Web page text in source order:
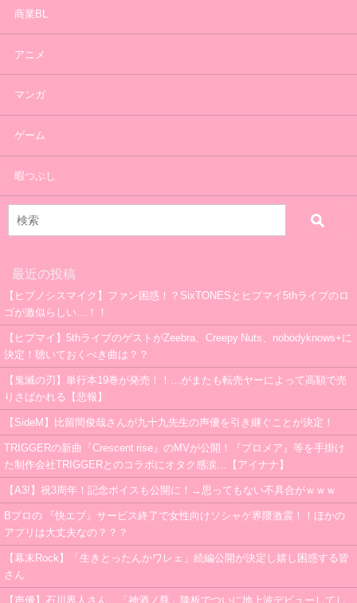
商業BL
アニメ
マンガ
ゲーム
暇つぶし
最近の投稿
【ヒプノシスマイク】ファン困惑！？SixTONESとヒプマイ5thライブのロ
ゴが激似らしい…！！
【ヒプマイ】5thライブのゲストがZeebra、Creepy Nuts、nobodyknows+に
決定！聴いておくべき曲は？？
【鬼滅の刃】単行本19巻が発売！！…がまたも転売ヤーによって高額で売
りさばかれる【悲報】
【SideM】比留間俊哉さんが九十九先生の声優を引き継ぐことが決定！
TRIGGERの新曲『Crescent rise』のMVが公開！『プロメア』等を手掛け
た制作会社TRIGGERとのコラボにオタク感涙…【アイナナ】
【A3!】祝3周年！記念ボイスも公開に！→思ってもない不具合がｗｗｗ
Bプロの 『快エブ』サービス終了で女性向けソシャゲ界隈激震！！ほかの
アプリは大丈夫なの？？？
【幕末Rock】「生きとったんかワレェ」続編公開が決定し嬉し困惑する皆
さん
【声優】石川界人さん、「神酒ノ尊」降板でついに地上波デビューしてし